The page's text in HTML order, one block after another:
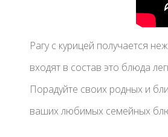
Рагу с курицей получается
входят в состав это блюда
Порадуйте своих родных и
ваших любимых семейных